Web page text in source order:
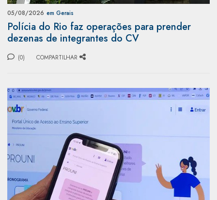
05/08/2026 em Gerais
Polícia do Rio faz operações para prender
dezenas de integrantes do CV
(0) COMPARTILHAR